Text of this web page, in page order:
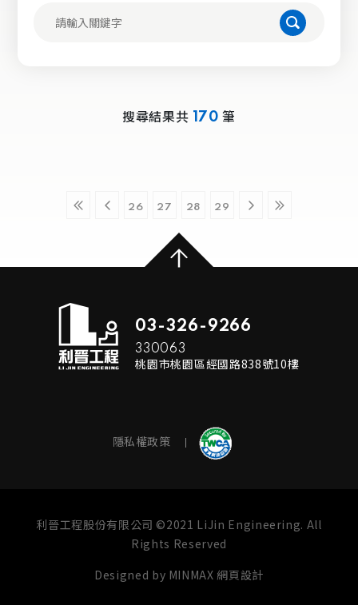
搜尋結果共 170 筆
26 27 28 29
03-326-9266
330063
桃園市桃園區經國路838號10樓
隱私權政策
利晉工程股份有限公司 ©2021 LiJin Engineering. All
Rights Reserved
Designed by MINMAX 網頁設計